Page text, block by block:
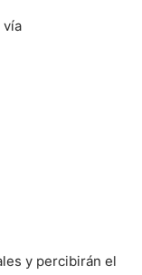
vía
y percibirán el